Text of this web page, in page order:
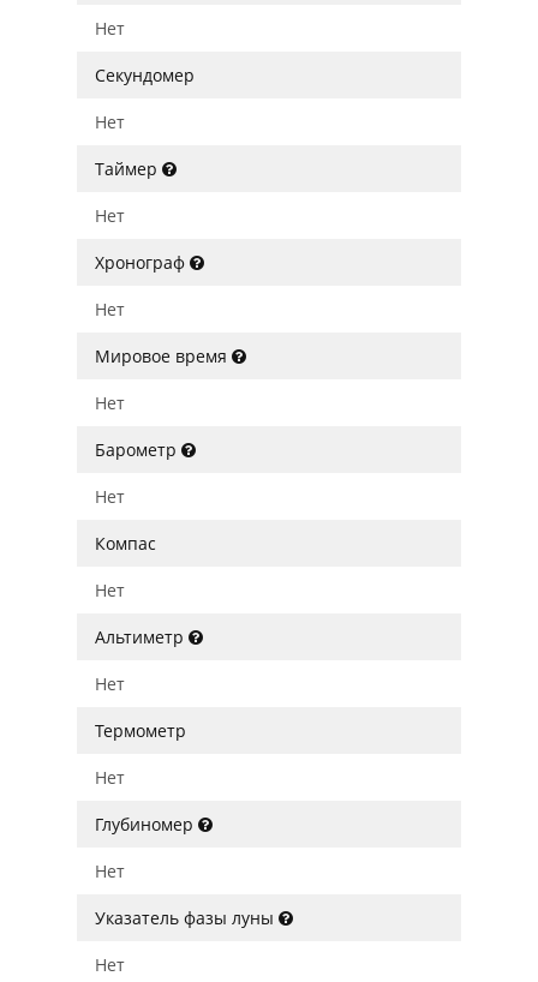
Нет
Секундомер
Нет
Таймер
Нет
Хронограф
Нет
Мировое время
Нет
Барометр
Нет
Компас
Нет
Альтиметр
Нет
Термометр
Нет
Глубиномер
Нет
Указатель фазы луны
Нет